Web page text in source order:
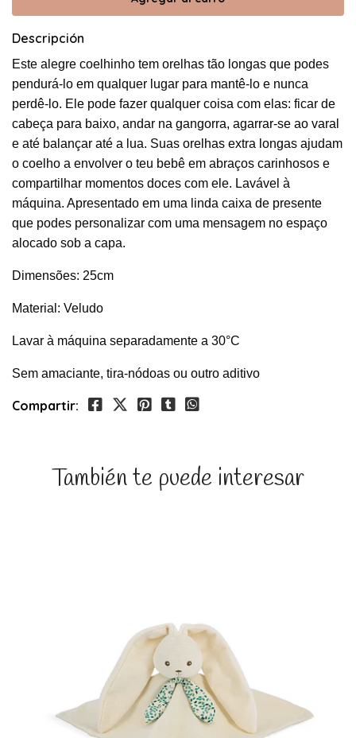
Descripción
Este alegre coelhinho tem orelhas tão longas que podes
pendurá-lo em qualquer lugar para mantê-lo e nunca
perdê-lo. Ele pode fazer qualquer coisa com elas: ficar de
cabeça para baixo, andar na gangorra, agarrar-se ao varal
e até balançar até a lua. Suas orelhas extra longas ajudam
o coelho a envolver o teu bebê em abraços carinhosos e
compartilhar momentos doces com ele. Lavável à
máquina. Apresentado em uma linda caixa de presente
que podes personalizar com uma mensagem no espaço
alocado sob a capa.
Dimensões: 25cm
Material: Veludo
Lavar à máquina separadamente a 30°C
Sem amaciante, tira-nódoas ou outro aditivo
Compartir:
También te puede interesar